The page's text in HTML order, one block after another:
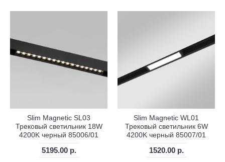
Slim Magnetic SL03
Трековый светильник 18W
4200K черный 85006/01
5195.00 р.
Slim Magnetic WL01
Трековый светильник 6W
4200K черный 85007/01
1520.00 р.